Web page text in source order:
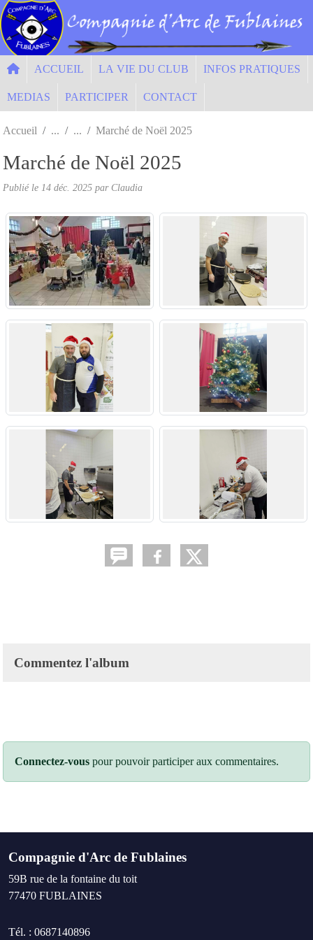
ACCUEIL LA VIE DU CLUB INFOS PRATIQUES
MEDIAS PARTICIPER CONTACT
Accueil Marché de Noël 2025
Marché de Noël 2025
Publié le 14 déc. 2025 par Claudia
Commentez l'album
Connectez-vous pour pouvoir participer aux commentaires.
Compagnie d'Arc de Fublaines
59B rue de la fontaine du toit
77470 FUBLAINES
Tél. : 0687140896
Panneau de gestion des cookies